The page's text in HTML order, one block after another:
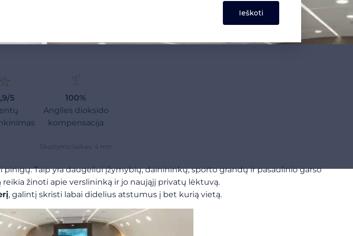
5
100%
Anglies dioksido
kompensacija
Skaitymo laikas: 4 mn
pinigų. Taip yra daugeliui įžymybių, dainininkų, sporto grandų ir pasaulinio garso
reikia žinoti apie verslininką ir jo naująjį privatų lėktuvą.
, galintį skristi labai didelius atstumus į bet kurią vietą.